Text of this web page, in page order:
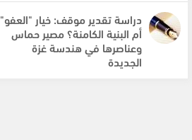
دراسة تقدير موقف: خيار "العفو"
أم البنية الكامنة؟ مصير حماس
وعناصرها في هندسة غزة
الجديدة